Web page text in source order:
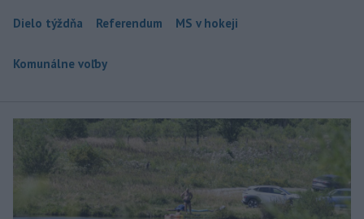
Dielo týždňa Referendum MS v hokeji
Komunálne voľby